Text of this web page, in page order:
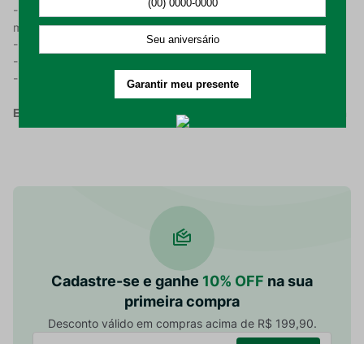
-Lavar em processo suave da máquina, com temperatura
máxima de 60C.
-Proibido usar alvejante e lavagem a seco.
-Secagem em máquina permitida (máx. 60C).
-Passar a ferro em temperatura máxima de 150C.
Embalagem composta por: 2 (duas) fronhas de 70cm x 50cm
Cadastre-se e ganhe 10% OFF na sua
primeira compra
Desconto válido em compras acima de R$ 199,90.